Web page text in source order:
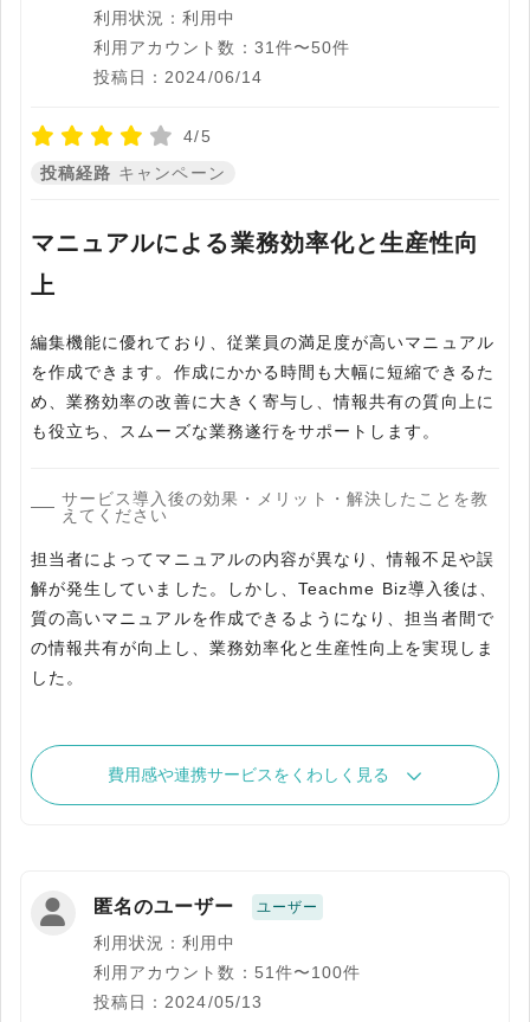
利用状況：利用中
利用アカウント数：31件〜50件
投稿日：2024/06/14
4/5
投稿経路 キャンペーン
マニュアルによる業務効率化と生産性向
上
編集機能に優れており、従業員の満足度が高いマニュアル
を作成できます。作成にかかる時間も大幅に短縮できるた
め、業務効率の改善に大きく寄与し、情報共有の質向上に
も役立ち、スムーズな業務遂行をサポートします。
サービス導入後の効果・メリット・解決したことを教
えてください
担当者によってマニュアルの内容が異なり、情報不足や誤
解が発生していました。しかし、Teachme Biz導入後は、
質の高いマニュアルを作成できるようになり、担当者間で
の情報共有が向上し、業務効率化と生産性向上を実現しま
した。
費用感や連携サービスをくわしく見る
匿名のユーザー ユーザー
利用状況：利用中
利用アカウント数：51件〜100件
投稿日：2024/05/13